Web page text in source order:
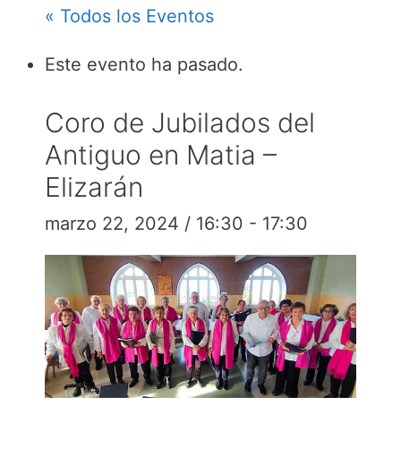
« Todos los Eventos
Este evento ha pasado.
Coro de Jubilados del
Antiguo en Matia –
Elizarán
marzo 22, 2024 / 16:30 - 17:30